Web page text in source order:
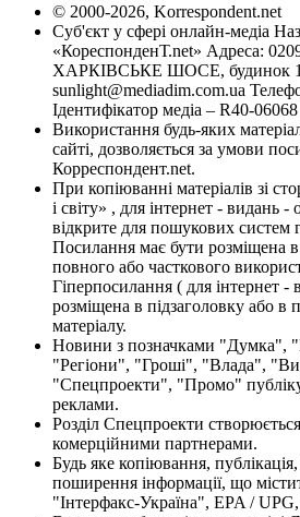
© 2000-2026, Korrespondent.net
Суб'єкт у сфері онлайн-медіа
«КореспонденТ.net» Адреса:
ХАРКІВСЬКЕ ШОСЕ, будинок
sunlight@mediadim.com.ua
Ідентифікатор медіа – R40-06068
Використання будь-яких
сайті, дозволяється за умови
Корреспондент.net.
При копіюванні матеріалів зі
і світу» , для інтернет - видань -
відкрите для пошукових систем
Посилання має бути розміщена в
повного або часткового
Гіперпосилання ( для інтернет
розміщена в підзаголовку або в
матеріалу.
Новини з позначками "Думка",
"Регіони", "Гроші", "Влада",
"Спецпроекти", "Промо"
реклами.
Розділ Спецпроекти
комерційними партнерами.
Будь яке копіювання,
поширення інформації, що
"Інтерфакс-Україна", EPA /